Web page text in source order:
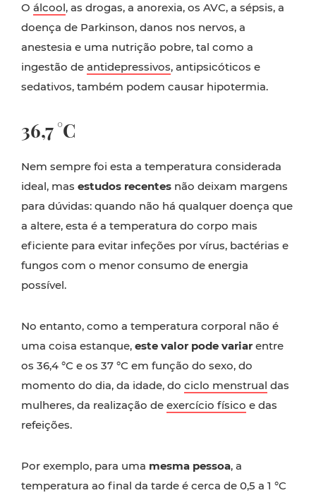
O álcool, as drogas, a anorexia, os AVC, a sépsis, a
doença de Parkinson, danos nos nervos, a
anestesia e uma nutrição pobre, tal como a
ingestão de antidepressivos, antipsicóticos e
sedativos, também podem causar hipotermia.
36,7 °C
Nem sempre foi esta a temperatura considerada
ideal, mas estudos recentes não deixam margens
para dúvidas: quando não há qualquer doença que
a altere, esta é a temperatura do corpo mais
eficiente para evitar infeções por vírus, bactérias e
fungos com o menor consumo de energia
possível.
No entanto, como a temperatura corporal não é
uma coisa estanque, este valor pode variar entre
os 36,4 °C e os 37 °C em função do sexo, do
momento do dia, da idade, do ciclo menstrual das
mulheres, da realização de exercício físico e das
refeições.
Por exemplo, para uma mesma pessoa, a
temperatura ao final da tarde é cerca de 0,5 a 1 °C